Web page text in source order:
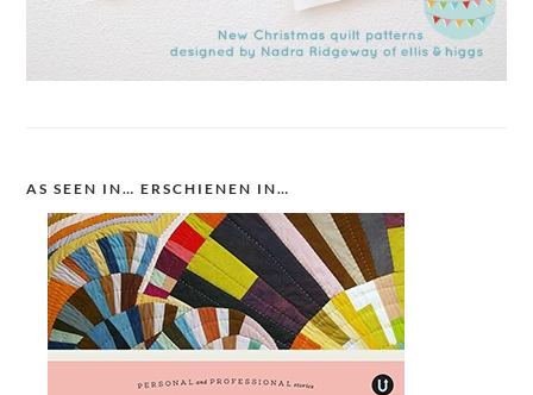
AS SEEN IN… ERSCHIENEN IN…